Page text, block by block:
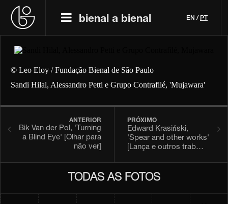
bienal a bienal EN / PT
© Leo Eloy / Fundação Bienal de São Paulo
Sandi Hilal, Alessandro Petti e Grupo Contrafilé, 'Mujawara'
ANTERIOR
Bik Van der Pol, 'Turning
a Blind Eye' [Olhar para
não ver]
PRÓXIMO
Edward Krasiński,
'Spear and other works'
[Lança e outros trab…
TODAS AS FOTOS